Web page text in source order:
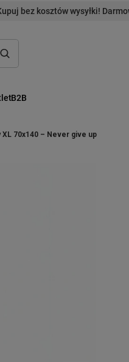
bez kosztów wysyłki!
B2B
70x140 – Never give up